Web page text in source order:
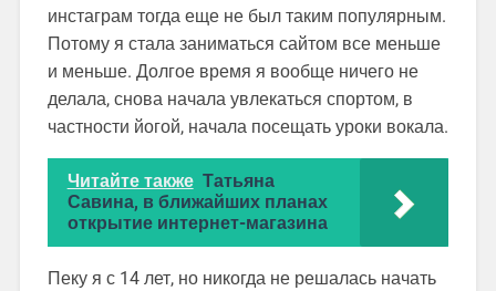
инстаграм тогда еще не был таким популярным.
Потому я стала заниматься сайтом все меньше
и меньше. Долгое время я вообще ничего не
делала, снова начала увлекаться спортом, в
частности йогой, начала посещать уроки вокала.
Читайте также Татьяна
Савина, в ближайших планах
открытие интернет-магазина
Пеку я с 14 лет, но никогда не решалась начать